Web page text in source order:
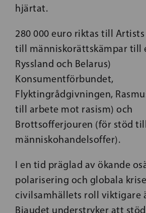
hjärtat.
280 000 euro riktas till Artists
till människorättskämpar till
Ryssland och Belarus)
Konsumentförbundet,
Flyktingrådgivningen,
till arbete mot rasism) och
Brottsofferjouren (för stöd
människohandelsoffer).
I en tid präglad av ökande
polarisering och globala
civilsamhällets roll viktigare
Biaudet understryker att